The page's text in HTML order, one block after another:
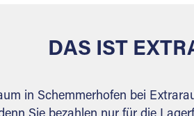
weiteren Fragen, die
DAS IST
in Schemmerhofen bei